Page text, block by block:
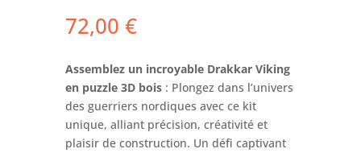
72,00 €
Assemblez un incroyable Drakkar Viking
en puzzle 3D bois: Plongez dans l’univers
des guerriers nordiques avec ce kit
unique, alliant précision, créativité et
plaisir de construction. Un défi captivant